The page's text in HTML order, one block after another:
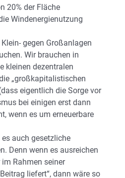
20% der Fläche
Windenergienutzung
gegen Großanlagen
Wir brauchen in
kleinen dezentralen
„großkapitalistischen
eigentlich die Sorge vor
bei einigen erst dann
wenn es um erneuerbare
auch gesetzliche
Denn wenn es ausreichen
im Rahmen seiner
liefert“, dann wäre so